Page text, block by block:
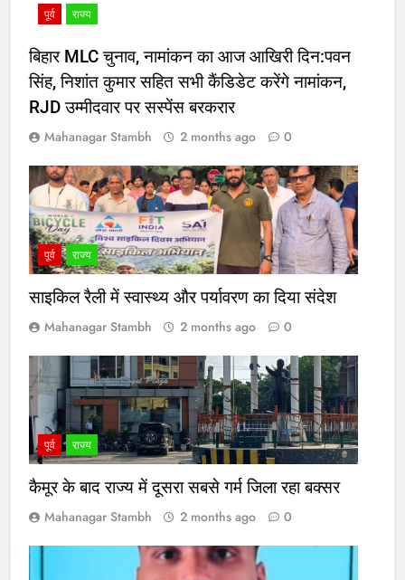
पूर्व राज्य
बिहार MLC चुनाव, नामांकन का आज आखिरी दिन:पवन
सिंह, निशांत कुमार सहित सभी कैंडिडेट करेंगे नामांकन,
RJD उम्मीदवार पर सस्पेंस बरकरार
Mahanagar Stambh 2 months ago 0
पूर्व राज्य
साइकिल रैली में स्वास्थ्य और पर्यावरण का दिया संदेश
Mahanagar Stambh 2 months ago 0
पूर्व राज्य
कैमूर के बाद राज्य में दूसरा सबसे गर्म जिला रहा बक्सर
Mahanagar Stambh 2 months ago 0